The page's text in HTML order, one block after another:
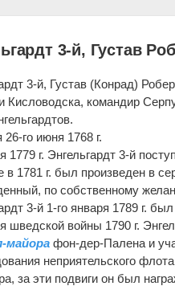
3-й, Густав
3-й, Густав (Конрад)
Кисловодска, командир
го июня 1768 г.
1779 г. Энгельгардт 3-й
в 1781 г. был произведен в
по собственному
3-й 1-го января 1789 г.
шведской войны 1790 г.
майора фон-дер-Палена и
неприятельского
за эти подвиги он был